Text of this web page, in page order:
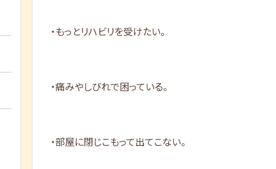
・もっとリハビリを受けたい。
・痛みやしびれで困っている。
・部屋に閉じこもって出てこない。